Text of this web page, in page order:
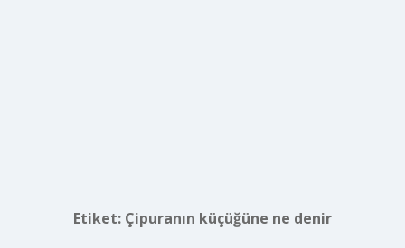
Etiket: Çipuranın küçüğüne ne denir